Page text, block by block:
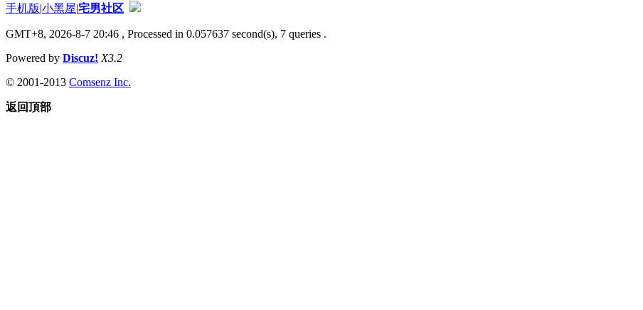
手机版|小黑屋|宅男社区
GMT+8, 2026-8-7 20:46 , Processed in 0.057637 second(s), 7 queries .
Powered by Discuz! X3.2
© 2001-2013 Comsenz Inc.
返回頂部